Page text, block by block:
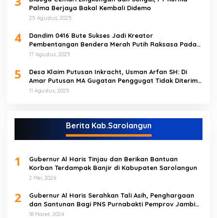
Palma Berjaya Bakal Kembali Didemo
25 Agustus, 2025
4
Dandim 0416 Bute Sukses Jadi Kreator
Pembentangan Bendera Merah Putih Raksasa Pada
Peringatan HUT RI ke 80 di Tebo
17 Agustus, 2025
5
Desa Klaim Putusan Inkracht, Usman Arfan SH: Di
Amar Putusan MA Gugatan Penggugat Tidak Diterima
(NO)
11 Agustus, 2025
Berita Kab.Sarolangun
1
Gubernur Al Haris Tinjau dan Berikan Bantuan
Korban Terdampak Banjir di Kabupaten Sarolangun
2 Mei, 2026
2
Gubernur Al Haris Serahkan Tali Asih, Penghargaan
dan Santunan Bagi PNS Purnabakti Pemprov Jambi
Yang Berada di Sarolangun
18 Maret, 2024